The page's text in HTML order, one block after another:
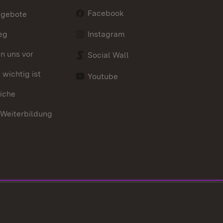
uns vor
wichtig ist
Facebook
Instagram
Social Wall
Youtube